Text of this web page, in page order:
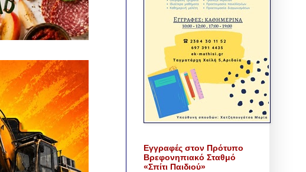
Εγγραφές στον Πρότυπο
Βρεφονηπιακό Σταθμό
«Σπίτι Παιδιού»